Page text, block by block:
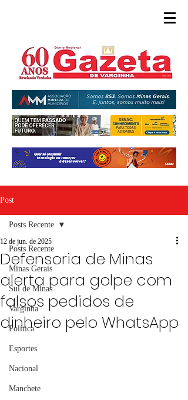
Post
Posts Recente
Minas Gerais
Sul de Minas
Varginha
Política
Esportes
Nacional
Manchete
Posts Recente
Defensoria de Minas
alerta para golpe com
falsos pedidos de
dinheiro pelo WhatsApp
12 de jun. de 2025